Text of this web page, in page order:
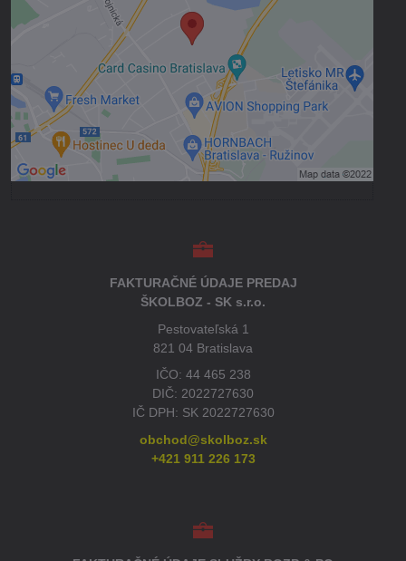
Prajete si načítať externý obsah?
Povoliť tentokrát
Povoliť a zapamätať - súhlas s druhom
cookie: Funkčné
Otvoriť obsah v novom okne
FAKTURAČNÉ ÚDAJE PREDAJ
ŠKOLBOZ - SK s.r.o.
Pestovateľská 1
821 04 Bratislava
IČO: 44 465 238
DIČ: 2022727630
IČ DPH: SK 2022727630
obchod@skolboz.sk
+421 911 226 173